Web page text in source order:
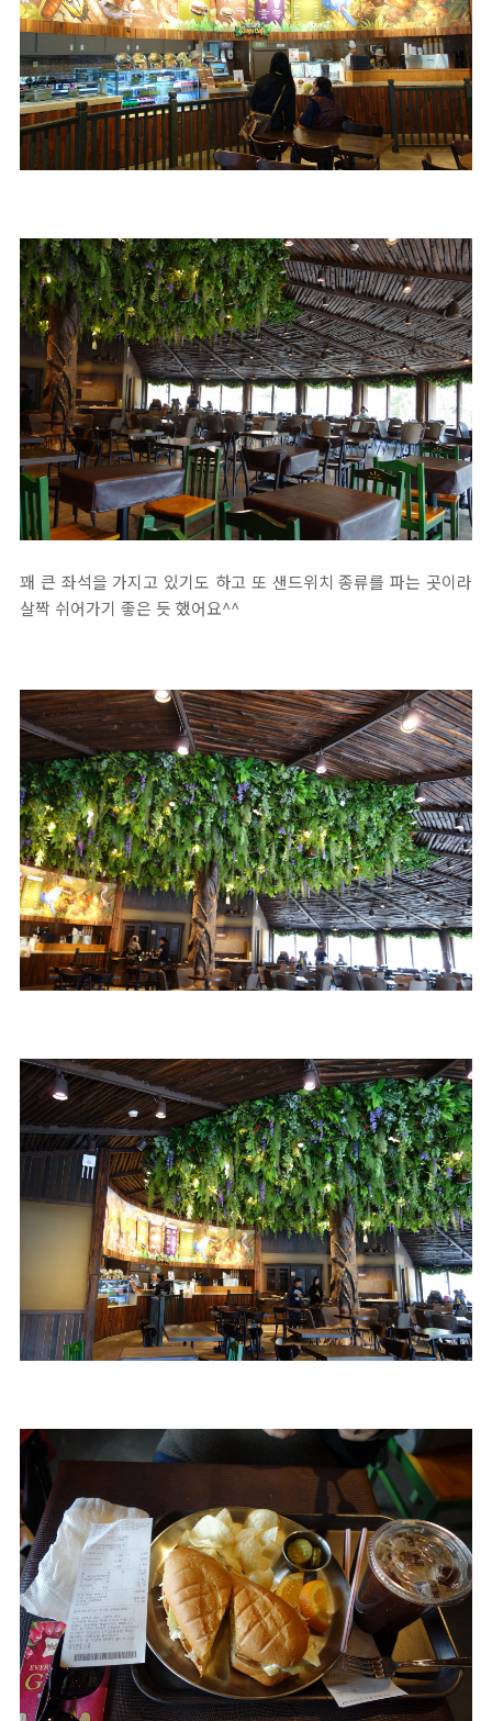
꽤 큰 좌석을 가지고 있기도 하고 또 샌드위치 종류를 파는 곳이라
살짝 쉬어가기 좋은 듯 했어요^^